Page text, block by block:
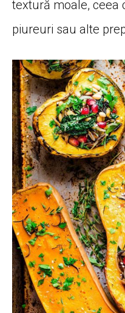
textură moale, ceea
piureuri sau alte